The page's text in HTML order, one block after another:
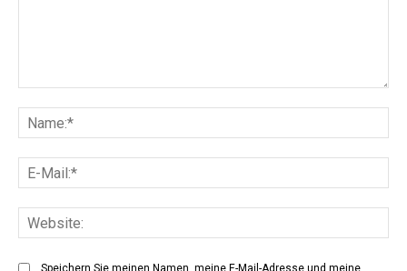
Speichern Sie meinen Namen, meine E-Mail-Adresse und meine